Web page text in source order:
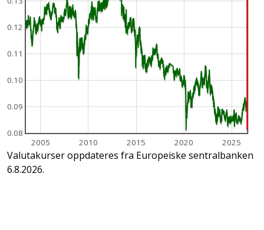
2005 2010 2015 2020 2025
0.08
0.09
0.10
0.11
0.12
Valutakurser oppdateres fra Europeiske sentralbanken
6.8.2026.